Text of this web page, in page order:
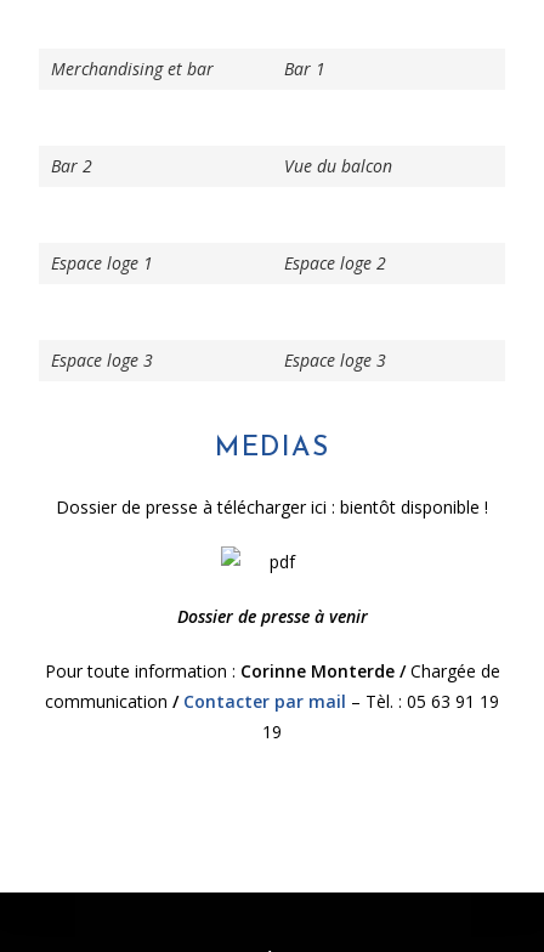
Merchandising et bar Bar 1
Bar 2 Vue du balcon
Espace loge 1 Espace loge 2
Espace loge 3 Espace loge 3
MEDIAS
Dossier de presse à télécharger ici : bientôt disponible !
Dossier de presse à venir
Pour toute information : Corinne Monterde /Chargée de
communication / Contacter par mail – Tèl. : 05 63 91 19
19